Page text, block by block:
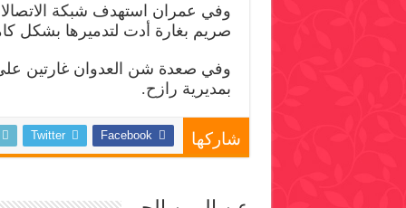
وفي عمران استهدف شبكة
صريم بغارة أدت لتدميرها بشكل
وفي صعدة شن العدوان غارتين
بمديرية رازح.
شاركها Facebook
Twitter